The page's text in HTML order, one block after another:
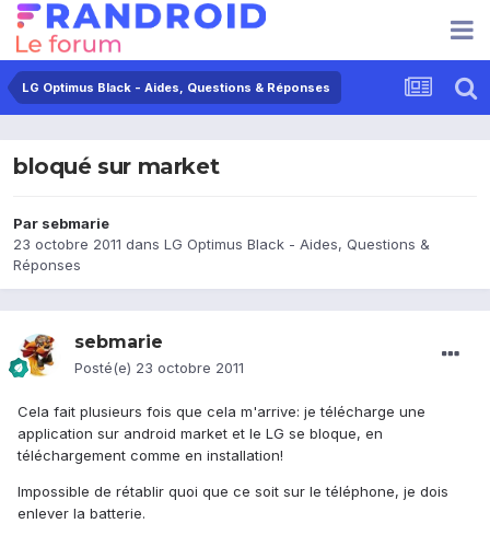
LG Optimus Black - Aides, Questions & Réponses
bloqué sur market
Par sebmarie
23 octobre 2011 dans LG Optimus Black - Aides, Questions &
Réponses
sebmarie
Posté(e) 23 octobre 2011
Cela fait plusieurs fois que cela m'arrive: je télécharge une
application sur android market et le LG se bloque, en
téléchargement comme en installation!
Impossible de rétablir quoi que ce soit sur le téléphone, je dois
enlever la batterie.